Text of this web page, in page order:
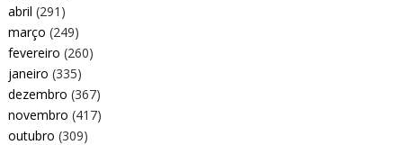
abril (291)
março (249)
fevereiro (260)
janeiro (335)
dezembro (367)
novembro (417)
outubro (309)